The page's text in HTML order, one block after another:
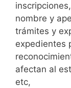
nombre y
trámites y
expedientes
afectan al
etc,